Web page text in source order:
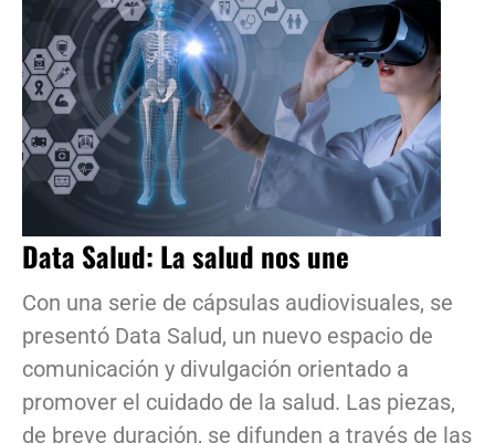
Data Salud: La salud nos une
Con una serie de cápsulas audiovisuales, se
presentó Data Salud, un nuevo espacio de
comunicación y divulgación orientado a
promover el cuidado de la salud. Las piezas,
de breve duración, se difunden a través de las